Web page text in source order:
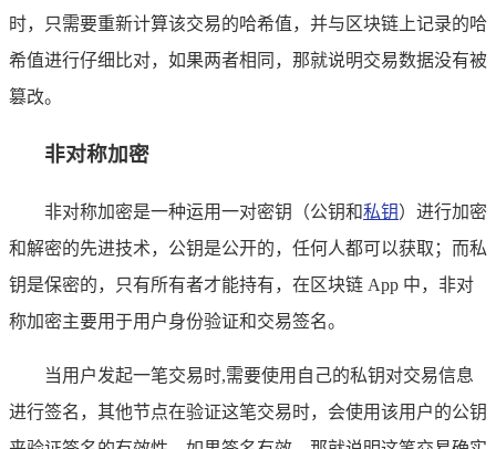
时，只需要重新计算该交易的哈希值，并与区块链上记录的哈
希值进行仔细比对，如果两者相同，那就说明交易数据没有被
篡改。
非对称加密
非对称加密是一种运用一对密钥（公钥和私钥）进行加密
和解密的先进技术，公钥是公开的，任何人都可以获取；而私
钥是保密的，只有所有者才能持有，在区块链 App 中，非对
称加密主要用于用户身份验证和交易签名。
当用户发起一笔交易时,需要使用自己的私钥对交易信息
进行签名，其他节点在验证这笔交易时，会使用该用户的公钥